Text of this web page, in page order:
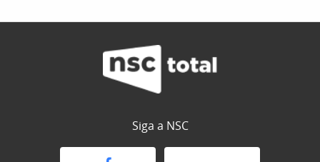
Siga a NSC